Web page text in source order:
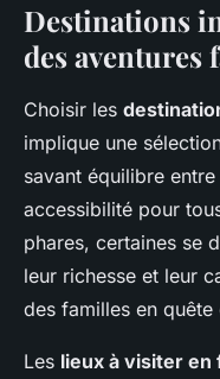
Destinations
des aventures
Choisir les
implique une
savant équilibre
accessibilité pour
phares, certaines se
leur richesse et leur
des familles en
Les lieux à visiter en